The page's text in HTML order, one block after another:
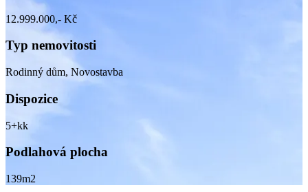
12.999.000,- Kč
Typ nemovitosti
Rodinný dům, Novostavba
Dispozice
5+kk
Podlahová plocha
139m2